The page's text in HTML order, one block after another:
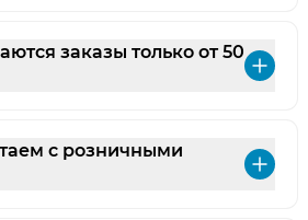
заказы только от 50
с розничными